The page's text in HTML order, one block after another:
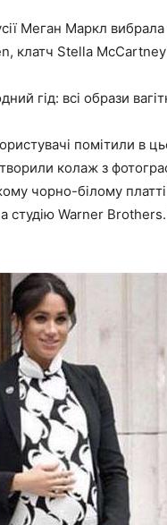
Меган Маркл
клатч Stella
гід: всі образи
помітили в
колаж з
чорно-білому
студію Warner